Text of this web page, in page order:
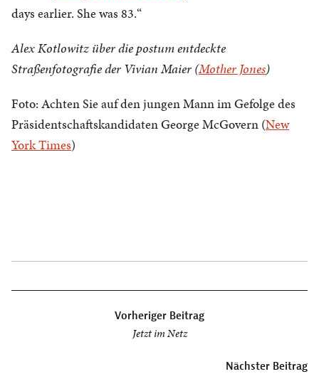
days earlier. She was 83.“
Alex Kotlowitz über die postum entdeckte
Straßenfotografie der Vivian Maier (Mother Jones)
Foto: Achten Sie auf den jungen Mann im Gefolge des
Präsidentschaftskandidaten George McGovern (New
York Times)
Vorheriger Beitrag
Jetzt im Netz
Nächster Beitrag